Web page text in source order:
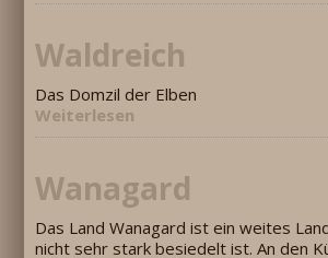
Waldreich
Das Domzil der Elben
Weiterlesen
Wanagard
Das Land Wanagard ist ein weites
nicht sehr stark besiedelt ist. An den